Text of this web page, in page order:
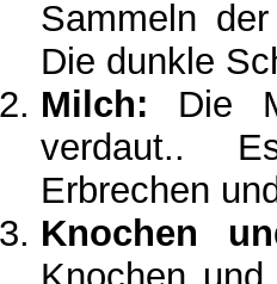
Sammeln
Die dunkle
Milch: Die
verdaut..
Erbrechen
Knochen